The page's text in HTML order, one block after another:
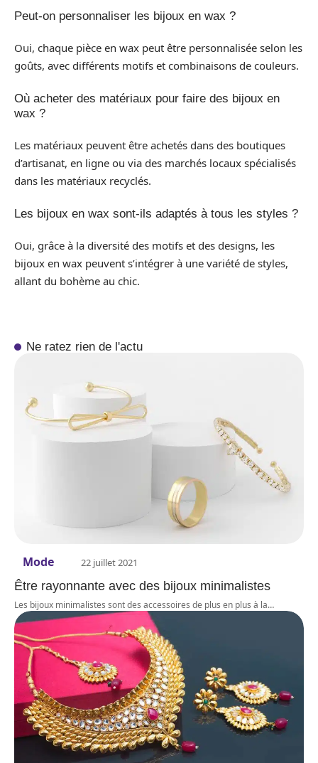
Peut-on personnaliser les bijoux en wax ?
Oui, chaque pièce en wax peut être personnalisée selon les
goûts, avec différents motifs et combinaisons de couleurs.
Où acheter des matériaux pour faire des bijoux en
wax ?
Les matériaux peuvent être achetés dans des boutiques
d’artisanat, en ligne ou via des marchés locaux spécialisés
dans les matériaux recyclés.
Les bijoux en wax sont-ils adaptés à tous les styles ?
Oui, grâce à la diversité des motifs et des designs, les
bijoux en wax peuvent s’intégrer à une variété de styles,
allant du bohème au chic.
Ne ratez rien de l'actu
Mode 22 juillet 2021
Être rayonnante avec des bijoux minimalistes
Les bijoux minimalistes sont des accessoires de plus en plus à la…